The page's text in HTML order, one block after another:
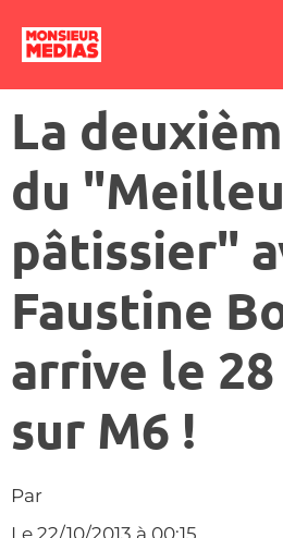
La
du
pâtissier"
Faustine
arrive le
sur M6 !
Par